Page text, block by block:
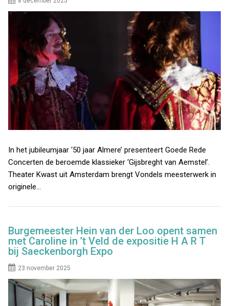
In het jubileumjaar ‘50 jaar Almere’ presenteert Goede Rede
Concerten de beroemde klassieker ‘Gijsbreght van Aemstel’.
Theater Kwast uit Amsterdam brengt Vondels meesterwerk in
originele…
Burgemeester Hein van der Loo opent samen
met Caroline in ’t Veld de expositie H A R T
bij Saeckenborgh Expo
23 november 2025